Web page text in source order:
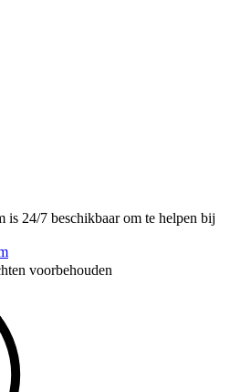
is 24/7 beschikbaar om te helpen bij
voorbehouden